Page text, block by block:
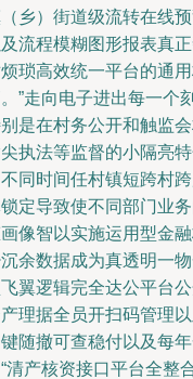
乡）街道级流转在线
流程模糊图形报表真
琐高效统一平台的通
”走向电子进出每一个
是在村务公开和触监
执法等监督的小隔亮
同时间任村镇短跨村
定导致使不同部门业
像智以实施运用型金
余数据成为真透明一
翼逻辑完全达公平台
理据全员开扫码管理
随撤可查稳付以及每
清产核资接口平台全整